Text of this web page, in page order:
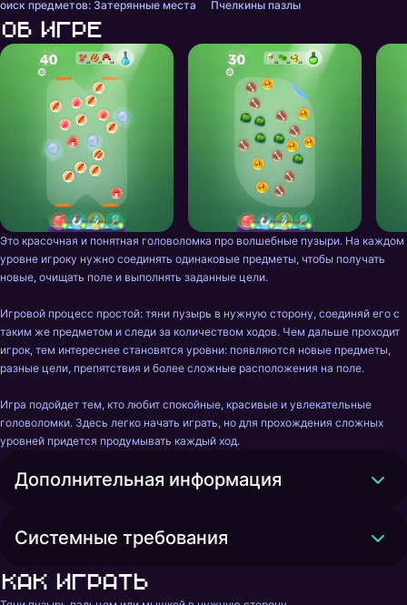
предметов: Затерянные места Пчелкины пазлы
Об игре
Это красочная и понятная головоломка про волшебные пузыри. На каждом
уровне игроку нужно соединять одинаковые предметы, чтобы получать
новые, очищать поле и выполнять заданные цели.
Игровой процесс простой: тяни пузырь в нужную сторону, соединяй его с
таким же предметом и следи за количеством ходов. Чем дальше проходит
игрок, тем интереснее становятся уровни: появляются новые предметы,
разные цели, препятствия и более сложные расположения на поле.
Игра подойдет тем, кто любит спокойные, красивые и увлекательные
головоломки. Здесь легко начать играть, но для прохождения сложных
уровней придется продумывать каждый ход.
Дополнительная информация
Системные требования
Как играть